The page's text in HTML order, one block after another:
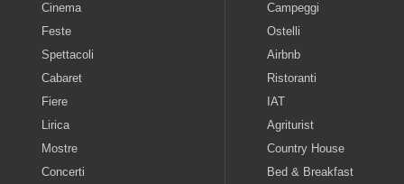
Cinema
Feste
Spettacoli
Cabaret
Fiere
Lirica
Mostre
Concerti
Campeggi
Ostelli
Airbnb
Ristoranti
IAT
Agriturist
Country House
Bed & Breakfast